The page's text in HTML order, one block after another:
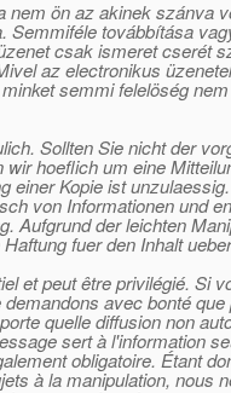
nem ön az akinek szánva
Semmiféle továbbítása
csak ismeret cserét
az electronikus
semmi felelöség
Sollten Sie nicht der
hoeflich um eine
einer Kopie ist
von Informationen und
Aufgrund der leichten
fuer den Inhalt
et peut être privilégié. Si
avec bonté
quelle diffusion non
sert à l'information
obligatoire. Étant
à la manipulation, nous